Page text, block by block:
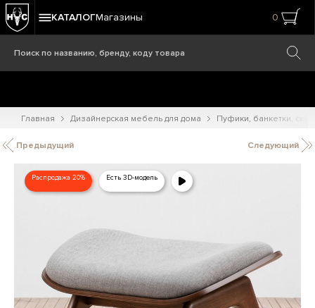
КАТАЛОГМагазины 0
Главная Дизайнерская мебель для дома Пуфики, банкетки,
Предыдущий Следующий
Распродажа 20% Есть 3D-модель